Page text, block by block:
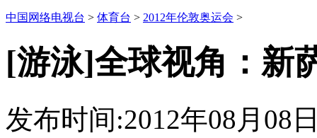
中国网络电视台 > 体育台 > 2012年伦敦奥运会 >
[游泳]全球视角：新
发布时间:2012年08月08